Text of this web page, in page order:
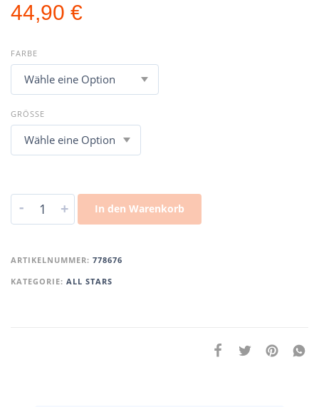
44,90 €
FARBE
GRÖSSE
- + In den Warenkorb
ARTIKELNUMMER: 778676
KATEGORIE: ALL STARS